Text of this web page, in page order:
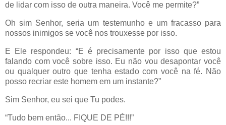
de lidar com isso de outra maneira. Você me permite?”
Oh sim Senhor, seria um testemunho e um fracasso para
nossos inimigos se você nos trouxesse por isso.
E Ele respondeu: “E é precisamente por isso que estou
falando com você sobre isso. Eu não vou desapontar você
ou qualquer outro que tenha estado com você na fé. Não
posso recriar este homem em um instante?”
Sim Senhor, eu sei que Tu podes.
“Tudo bem então... FIQUE DE PÉ!!!”